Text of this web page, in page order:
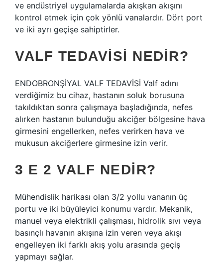
ve endüstriyel uygulamalarda akışkan akışını
kontrol etmek için çok yönlü vanalardır. Dört port
ve iki ayrı geçişe sahiptirler.
VALF TEDAVISI NEDIR?
ENDOBRONŞİYAL VALF TEDAVİSİ Valf adını
verdiğimiz bu cihaz, hastanın soluk borusuna
takıldıktan sonra çalışmaya başladığında, nefes
alırken hastanın bulunduğu akciğer bölgesine hava
girmesini engellerken, nefes verirken hava ve
mukusun akciğerlere girmesine izin verir.
3 E 2 VALF NEDIR?
Mühendislik harikası olan 3/2 yollu vananın üç
portu ve iki büyüleyici konumu vardır. Mekanik,
manuel veya elektrikli çalışması, hidrolik sıvı veya
basınçlı havanın akışına izin veren veya akışı
engelleyen iki farklı akış yolu arasında geçiş
yapmayı sağlar.